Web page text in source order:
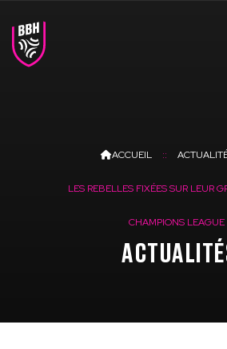
ACCUEIL
LES REBELLES FIXÉES SUR LEUR
CHAMPIONS LEAGUE